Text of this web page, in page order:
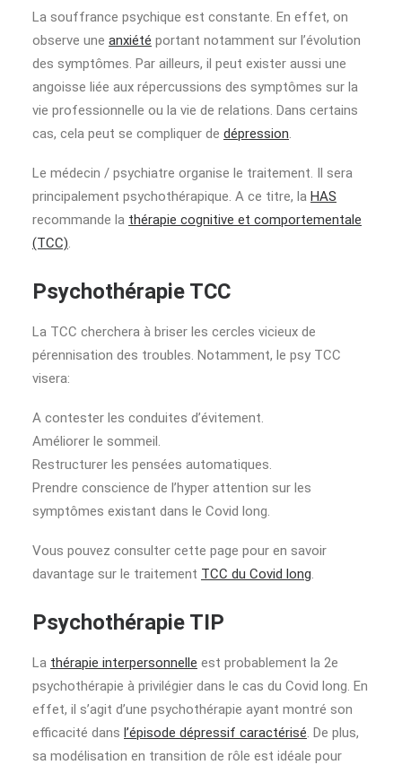
La souffrance psychique est constante. En effet, on
observe une anxiété portant notamment sur l’évolution
des symptômes. Par ailleurs, il peut exister aussi une
angoisse liée aux répercussions des symptômes sur la
vie professionnelle ou la vie de relations. Dans certains
cas, cela peut se compliquer de dépression.
Le médecin / psychiatre organise le traitement. Il sera
principalement psychothérapique. A ce titre, la HAS
recommande la thérapie cognitive et comportementale
(TCC).
Psychothérapie TCC
La TCC cherchera à briser les cercles vicieux de
pérennisation des troubles. Notamment, le psy TCC
visera:
A contester les conduites d’évitement.
Améliorer le sommeil.
Restructurer les pensées automatiques.
Prendre conscience de l’hyper attention sur les
symptômes existant dans le Covid long.
Vous pouvez consulter cette page pour en savoir
davantage sur le traitement TCC du Covid long.
Psychothérapie TIP
La thérapie interpersonnelle est probablement la 2e
psychothérapie à privilégier dans le cas du Covid long. En
effet, il s’agit d’une psychothérapie ayant montré son
efficacité dans l’épisode dépressif caractérisé. De plus,
sa modélisation en transition de rôle est idéale pour